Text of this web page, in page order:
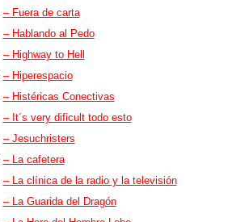
– Fuera de carta
– Hablando al Pedo
– Highway to Hell
– Hiperespacio
– Histéricas Conectivas
– It´s very dificult todo esto
– Jesuchristers
– La cafetera
– La clínica de la radio y la televisión
– La Guarida del Dragón